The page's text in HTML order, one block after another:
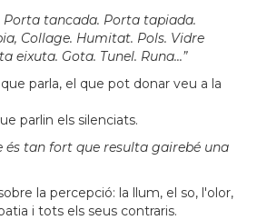
Porta tancada. Porta tapiada.
Collage. Humitat. Pols. Vidre
eixuta. Gota. Tunel. Runa...”
parla, el que pot donar veu a la
parlin els silenciats.
és tan fort que resulta gairebé una
la percepció: la llum, el so, l'olor,
i tots els seus contraris.